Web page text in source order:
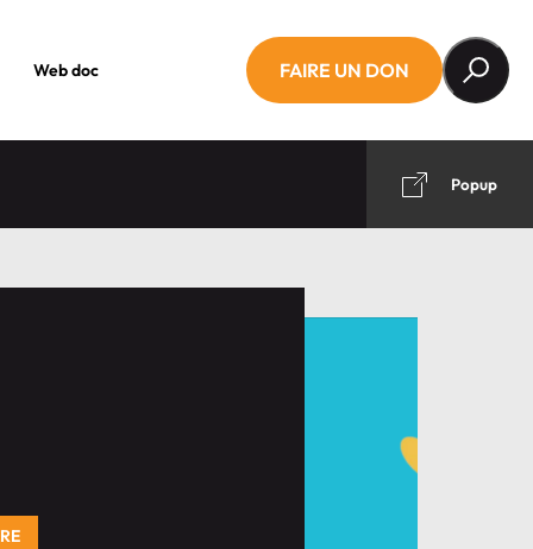
Web doc FAIRE UN DON
Popup